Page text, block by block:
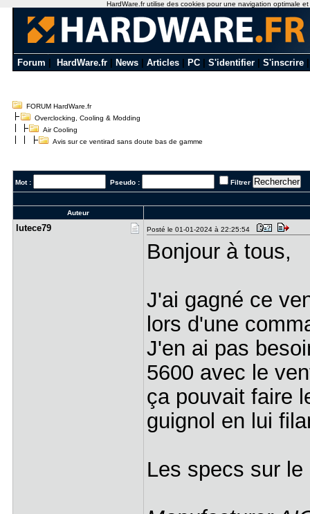
Forum HardWare.fr News Articles PC S'identifier S'inscrire
FORUM HardWare.fr
Overclocking, Cooling & Modding
Air Cooling
Avis sur ce ventirad sans doute bas de gamme
Mot : Pseudo : Filtrer
Auteur
lutece79 Posté le 01-01-2024 à 22:25:54
Bonjour à tous,
J'ai gagné ce
lors d'une
J'en ai pas
5600 avec le
ça pouvait faire
guignol en lui
Les specs sur
HardWare.fr utilise des cookies pour une navigation optimale